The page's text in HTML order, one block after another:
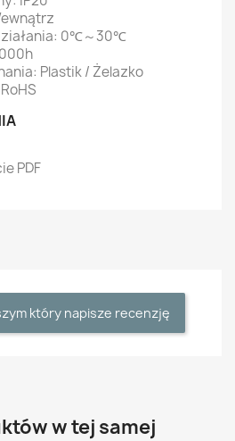
0℃～30℃
Plastik / Żelazko
PDF
który napisze recenzję
w tej samej